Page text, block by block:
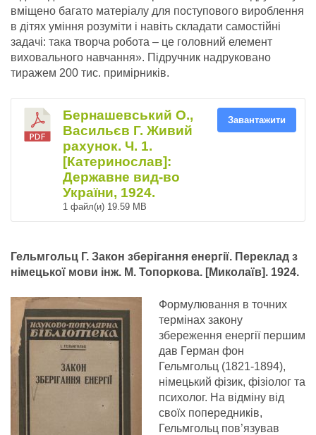
вміщено багато матеріалу для поступового вироблення
в дітях уміння розуміти і навіть складати самостійні
задачі: така творча робота – це головний елемент
виховального навчання». Підручник надруковано
тиражем 200 тис. примірників.
Бернашевський О.,
Васильєв Г. Живий
рахунок. Ч. 1.
[Катеринослав]:
Державне вид-во
України, 1924.
1 файл(и) 19.59 MB
Завантажити
Гельмгольц Г. Закон зберігання енергії. Переклад з
німецької мови інж. М. Топоркова. [Миколаїв]. 1924.
Формулювання в точних
термінах закону
збереження енергії першим
дав Герман фон
Гельмгольц (1821-1894),
німецький фізик, фізіолог та
психолог. На відміну від
своїх попередників,
Гельмгольц пов’язував